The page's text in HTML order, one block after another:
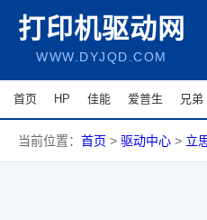
打印机驱动网
WWW.DYJQD.COM
首页 HP 佳能 爱普生 兄弟
当前位置： 首页 > 驱动中心 > 立